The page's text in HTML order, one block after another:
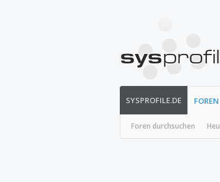
SYSPROFILE.DE FOREN
Foren durchsuchen